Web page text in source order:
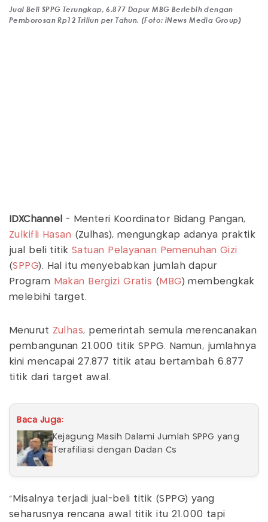
Jual Beli SPPG Terungkap, 6.877 Dapur MBG Berlebih dengan
Pemborosan Rp12 Triliun per Tahun. (Foto: iNews Media Group)
IDXChannel
- Menteri Koordinator Bidang Pangan,
Zulkifli Hasan (Zulhas), mengungkap adanya praktik
jual beli titik Satuan Pelayanan Pemenuhan Gizi
(SPPG). Hal itu menyebabkan jumlah dapur
Program Makan Bergizi Gratis ( MBG) membengkak
melebihi target.
Menurut Zulhas, pemerintah semula merencanakan
pembangunan 21.000 titik SPPG. Namun, jumlahnya
kini mencapai 27.877 titik atau bertambah 6.877
titik dari target awal.
Baca Juga:
Kejagung Masih Dalami Jumlah SPPG yang
Terafiliasi dengan Dadan Cs
"Misalnya terjadi jual-beli titik (SPPG) yang
seharusnya rencana awal titik itu 21.000 tapi